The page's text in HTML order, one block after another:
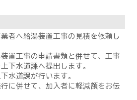
者へ給湯装置工事の見積を依頼し
置工事の申請書類と併せて、工事
下水道課へ提出します。
水道課が行います。
に併せて、加入者に軽減額をお伝